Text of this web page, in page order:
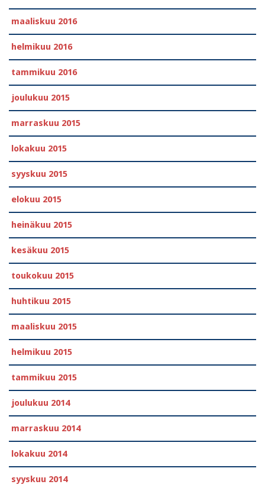
maaliskuu 2016
helmikuu 2016
tammikuu 2016
joulukuu 2015
marraskuu 2015
lokakuu 2015
syyskuu 2015
elokuu 2015
heinäkuu 2015
kesäkuu 2015
toukokuu 2015
huhtikuu 2015
maaliskuu 2015
helmikuu 2015
tammikuu 2015
joulukuu 2014
marraskuu 2014
lokakuu 2014
syyskuu 2014